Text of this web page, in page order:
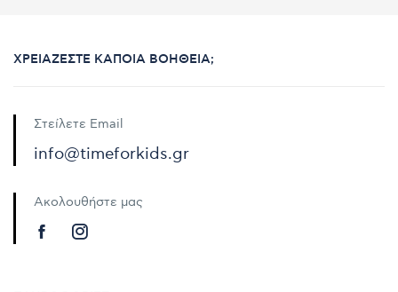
ΧΡΕΙΆΖΕΣΤΕ ΚΆΠΟΙΑ ΒΟΉΘΕΙΑ;
Στείλετε Email
info@timeforkids.gr
Ακολουθήστε μας